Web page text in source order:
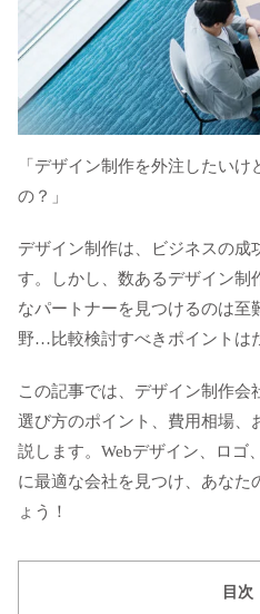
「デザイン制作を外注したい
の？」
デザイン制作は、ビジネスの成
す。しかし、数あるデザイン制
なパートナーを見つけるのは至
野…比較検討すべきポイントは
この記事では、デザイン制作会
選び方のポイント、費用相場、
説します。Webデザイン、ロゴ
に最適な会社を見つけ、あなた
ょう！
目次